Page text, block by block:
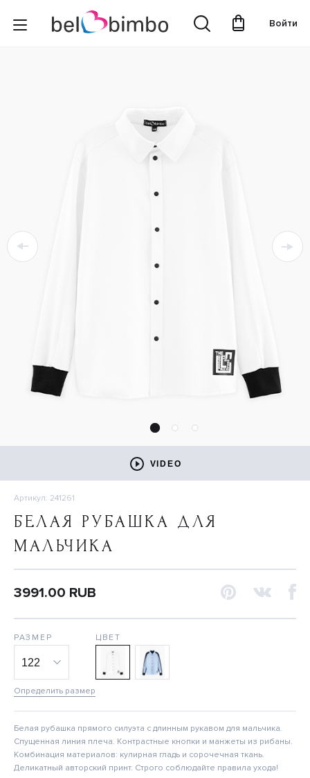
Войти
VIDEO
Артикул: 241261
БЕЛАЯ РУБАШКА ДЛЯ
МАЛЬЧИКА
3991.00 RUB
РАЗМЕР
Определить размер
ЦВЕТ
Белая рубашка прямого силуэта с длинным рукавом для мальчика.
Спущенная линия плеча. Контрастные кнопки и манжеты из рибаны.
Комбинация материалов: кулирная гладь и сорочечная ткань.
Деликатный авторский принт. Строго соблюдайте правила ухода!